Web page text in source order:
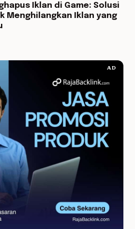
Iklan di Game: Solusi
Menghilangkan Iklan yang
AD